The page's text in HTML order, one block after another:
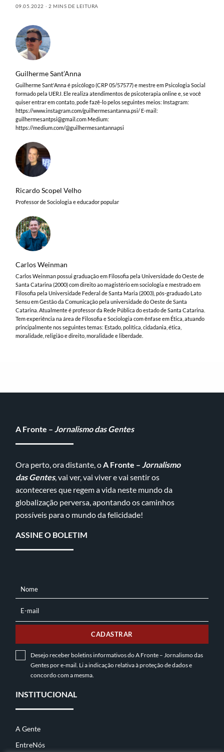
09.05.2022 2 MINS DE LEITURA
Guilherme Sant’Anna
Guilherme Sant'Anna é psicólogo (CRP 05/57577) e mestre em Psicologia Social
formado pela UERJ. Ele realiza atendimentos de psicoterapia online e, se você
quiser entrar em contato, pode fazê-lo pelos seguintes meios: Instagram:
https://www.instagram.com/guilhermesantanna.psi/ E-mail:
guilhermesantpsi@gmail.comMedium:
https://medium.com/@guilhermesantannapsi
Ricardo Scopel Velho
Professor de Sociologia e educador popular
Carlos Weinman
Carlos Weinman possui graduação em Filosofia pela Universidade do Oeste de
Santa Catarina (2000) com direito ao magistério em sociologia e mestrado em
Filosofia pela Universidade Federal de Santa Maria (2003), pós-graduado Lato
Sensu em Gestão da Comunicação pela universidade do Oeste de Santa
Catarina. Atualmente é professor da Rede Pública do estado de Santa Catarina.
Tem experiência na área de Filosofia e Sociologia com ênfase em Ética, atuando
principalmente nos seguintes temas: Estado, política, cidadania, ética,
moralidade, religião e direito, moralidade e liberdade.
A Fronte – Jornalismo das Gentes
Ora perto, ora distante, oA Fronte – Jornalismo
das Gentes, vai ver, vai viver e vai sentir os
aconteceres que regem a vida neste mundo da
globalização perversa, apontando os caminhos
possíveis para o mundo da felicidade!
ASSINE O BOLETIM
NOME
Nome
MAIL
E-mail
CADASTRAR
Desejo receber boletins informativos do A Fronte – Jornalismo das
Gentes por e-mail. Li a indicação relativa àproteção de dadose
concordo com a mesma.
INSTITUCIONAL
A Gente
EntreNós